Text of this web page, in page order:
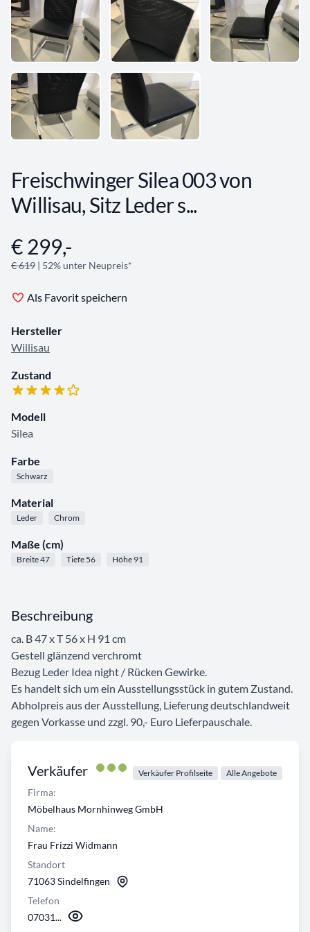
Freischwinger Silea 003 von
Willisau, Sitz Leder s...
Angebotsinformationen
€ 299,-
€ 619 | 52% unter Neupreis*
Als Favorit speichern
Hersteller
Willisau
Zustand
Modell
Silea
Farbe
Schwarz
Material
Leder Chrom
Maße (cm)
Breite 47 Tiefe 56 Höhe 91
Verkäufer Verkäufer Profilseite Alle Angebote
Firma:
Möbelhaus Mornhinweg GmbH
Name:
Frau Frizzi Widmann
Standort
71063 Sindelfingen
Telefon
07031...
Beschreibung
ca. B 47 x T 56 x H 91 cm
Gestell glänzend verchromt
Bezug Leder Idea night / Rücken Gewirke.
Es handelt sich um ein Ausstellungsstück in gutem Zustand.
Abholpreis aus der Ausstellung, Lieferung deutschlandweit
gegen Vorkasse und zzgl. 90,- Euro Lieferpauschale.